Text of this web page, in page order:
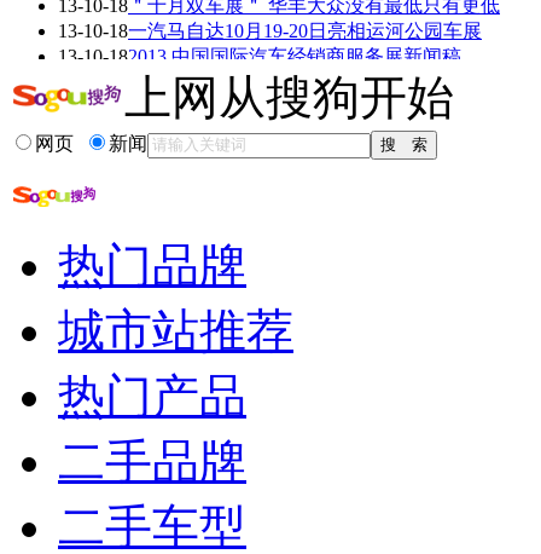
看赛车宝贝争奇斗
艳
车模美腿爆乳无惧
走光
13-10-18 ＂十月双车展＂ 华丰大众没有最低只有更低
13-10-18一汽马自达10月19-20日亮相运河公园车展
13-10-182013 中国国际汽车经销商服务展新闻稿
13-10-18
车展送门票,high展乐翻天
13-10-18
长安马自达CX-5 2.5L车型首登杭州车展!
13-10-1816万元最强四驱 传祺纪念版引爆杭州车展
相关推荐
广州车展
广州展会
app海外推广
车展买车优惠力度大码
2010广州车展车模走光
上网从搜狗开始
网页 新闻
热门品牌
城市站推荐
热门产品
二手品牌
二手车型